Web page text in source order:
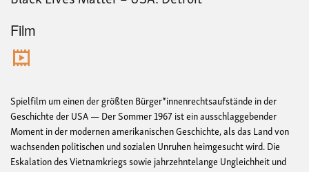
Film
Spielfilm um einen der größten Bürger*innenrechtsaufstände in der
Geschichte der USA — Der Sommer 1967 ist ein ausschlaggebender
Moment in der modernen amerikanischen Geschichte, als das Land von
wachsenden politischen und sozialen Unruhen heimgesucht wird. Die
Eskalation des Vietnamkriegs sowie jahrzehntelange Ungleichheit und